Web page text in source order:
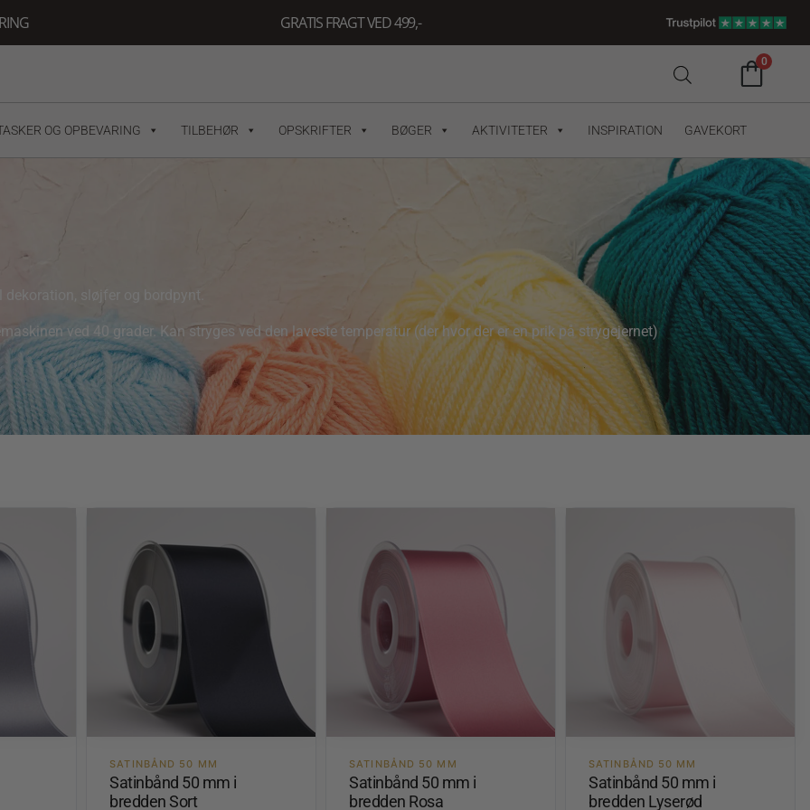
GRATIS FRAGT VED 499,-
0
OG OPBEVARING TILBEHØR OPSKRIFTER BØGER AKTIVITETER INSPIRATION GAVEKORT
sløjfer og bordpynt.
ved 40 grader. Kan stryges ved den laveste temperatur (der hvor der er en prik på strygejernet)
SATINBÅND 50 MM
Satinbånd 50 mm i
bredden Sort
SATINBÅND 50 MM
Satinbånd 50 mm i
bredden Rosa
SATINBÅND 50 MM
Satinbånd 50 mm i
bredden Lyserød